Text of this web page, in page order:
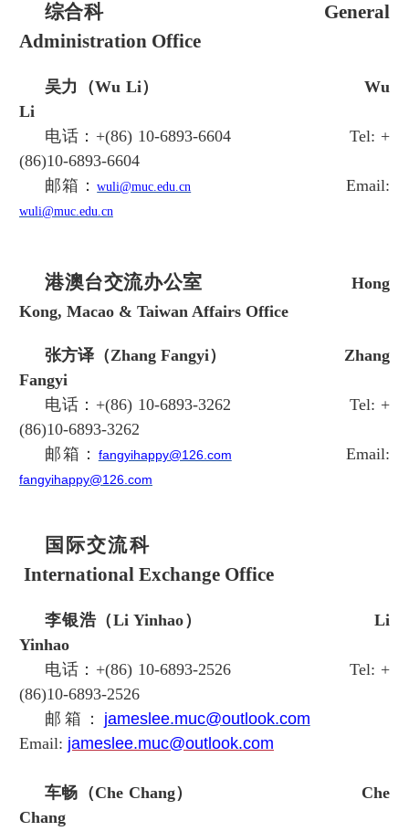
综合科 General
Administration Office
吴力（Wu Li） Wu
Li
电话：+(86) 10-6893-6604Tel: +
(86)10-6893-6604
邮箱：wuli@muc.edu.cn Email:
wuli@muc.edu.cn
港澳台交流办公室 Hong
Kong, Macao & Taiwan Affairs Office
张方译（Zhang Fangyi） Zhang
Fangyi
电话：+(86) 10-6893-3262 Tel: +
(86)10-6893-3262
邮箱：
fangyihappy@126.com Email:
fangyihappy@126.com
国际交流科
International Exchange Office
李银浩（Li Yinhao） Li
Yinhao
电话：+(86) 10-6893-2526Tel: +
(86)10-6893-2526
邮箱： jameslee.muc@outlook.com
Email: jameslee.muc@outlook.com
车畅（Che Chang） Che
Chang